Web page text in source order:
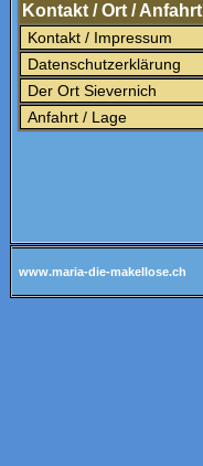
Kontakt / Ort / Anfahrt
Kontakt / Impressum
Datenschutzerklärung
Der Ort Sievernich
Anfahrt / Lage
www.maria-die-makellose.ch